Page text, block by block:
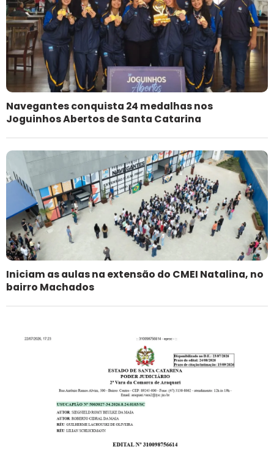
Navegantes conquista 24 medalhas nos
Joguinhos Abertos de Santa Catarina
Iniciam as aulas na extensão do CMEI Natalina, no
bairro Machados